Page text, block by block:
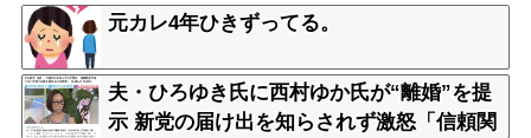
元カレ4年ひきずってる。
夫・ひろゆき氏に西村ゆか氏が“離婚”を提
示 新党の届け出を知らされず激怒「信頼関